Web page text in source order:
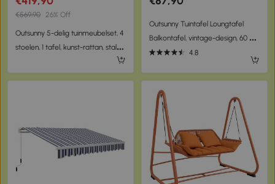
€569,90 26% Off
Outsunny 5-delig tuinmeubelset, 4
stoelen, 1 tafel, kunst-rattan, stalen
terras, Khaki
Outsunny Tuintafel Loungtafel
Balkontafel, vintage-design, 60 x
60 x 53 cm, zwart
4.8